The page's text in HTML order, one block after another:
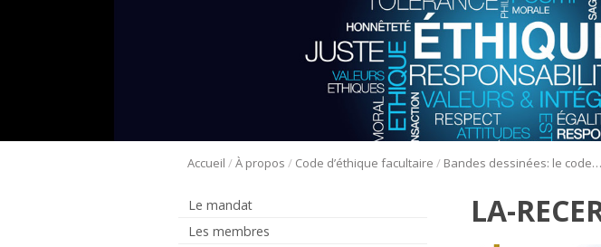
Accueil /À propos / Code d’éthique facultaire / Bandes dessinées: le code en images
Le mandat
Les membres
LA-